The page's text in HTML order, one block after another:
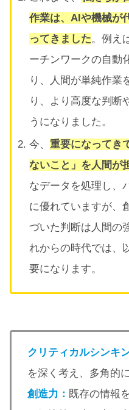
作業は、AIや機械が
ってきました。例え
ーチンワークの自動
り、人間が単純作業
り、より高度な判断
うになりました。
今、重要になってき
ないこと」を人間が
なデータを処理し、
に優れていますが、
づいた判断は人間の
れからの時代では、
要になります。
クリティカルシンキ
を深く考え、多角的
創造力： 既存の情報